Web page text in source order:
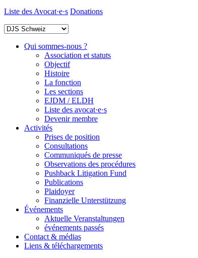
Liste des Avocat·e·s Donations
Qui sommes-nous ?
Association et statuts
Objectif
Histoire
La fonction
Les sections
EJDM / ELDH
Liste des avocat·e·s
Devenir membre
Activités
Prises de position
Consultations
Communiqués de presse
Observations des procédures
Pushback Litigation Fund
Publications
Plaidoyer
Finanzielle Unterstützung
Événements
Aktuelle Veranstaltungen
événements passés
Contact & médias
Liens & téléchargements